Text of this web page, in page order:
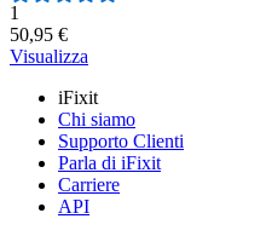
Numero di recensioni:
1
50,95 €
Visualizza
iFixit
Chi siamo
Supporto Clienti
Parla di iFixit
Carriere
API